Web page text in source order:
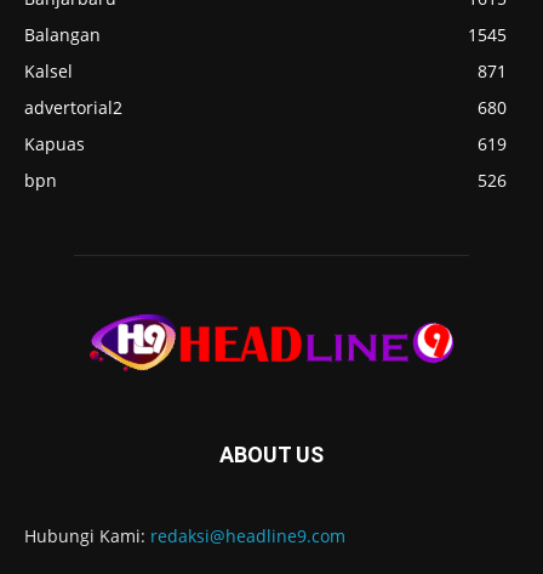
Balangan
1545
Kalsel
871
advertorial2
680
Kapuas
619
bpn
526
ABOUT US
Hubungi Kami: redaksi@headline9.com